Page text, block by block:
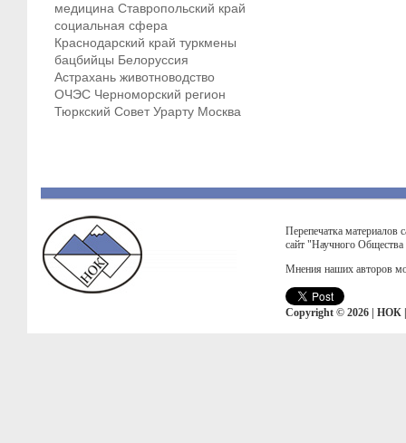
медицина Ставропольский край
социальная сфера
Краснодарский край туркмены
бацбийцы Белоруссия
Астрахань животноводство
ОЧЭС Черноморский регион
Тюркский Совет Урарту Москва
Перепечатка материалов
сайт "Научного
Мнения наших авторов
Copyright © 2026 | НОК